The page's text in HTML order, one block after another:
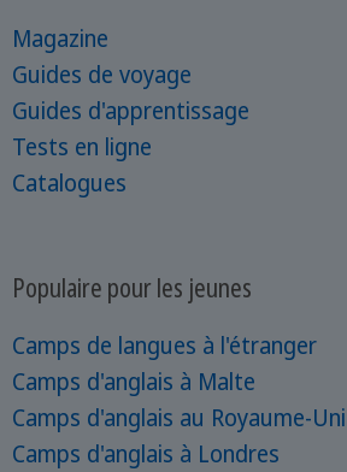
Magazine
Guides de voyage
Guides d'apprentissage
Tests en ligne
Catalogues
Populaire pour les jeunes
Camps de langues à l'étranger
Camps d'anglais à Malte
Camps d'anglais au Royaume-Uni
Camps d'anglais à Londres